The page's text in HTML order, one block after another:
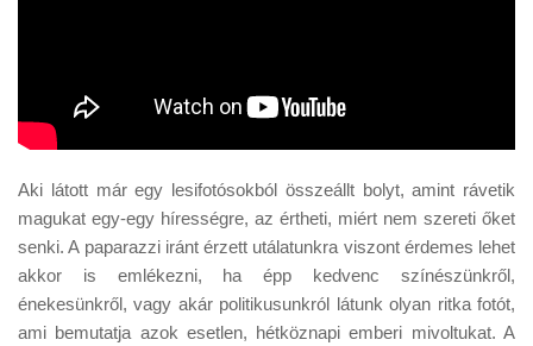
Aki látott már egy lesifotósokból összeállt bolyt, amint rávetik
magukat egy-egy hírességre, az értheti, miért nem szereti őket
senki. A paparazzi iránt érzett utálatunkra viszont érdemes lehet
akkor is emlékezni, ha épp kedvenc színészünkről,
énekesünkről, vagy akár politikusunkról látunk olyan ritka fotót,
ami bemutatja azok esetlen, hétköznapi emberi mivoltukat. A